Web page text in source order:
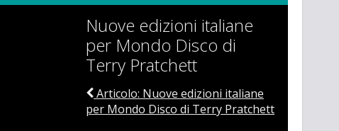
Nuove edizioni italiane
per Mondo Disco di
Terry Pratchett
Articolo: Nuove edizioni italiane
per Mondo Disco di Terry Pratchett